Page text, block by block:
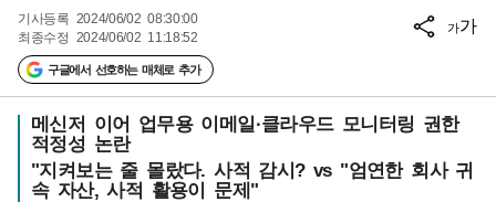
기사등록 2024/06/02 08:30:00
최종수정 2024/06/02 11:18:52
구글에서 선호하는 매체로 추가
가가
메신저 이어 업무용 이메일·클라우드 모니터링 권한
적정성 논란
"지켜보는 줄 몰랐다. 사적 감시? vs "엄연한 회사 귀
속 자산, 사적 활용이 문제"